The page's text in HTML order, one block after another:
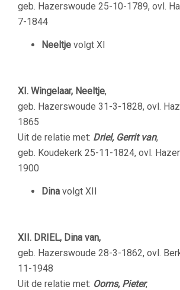
geb. Hazerswoude 25-10-1789, ovl.
7-1844
Neeltje volgt XI
XI. Wingelaar, Neeltje,
geb. Hazerswoude 31-3-1828, ovl.
1865
Uit de relatie met: Driel, Gerrit van,
geb. Koudekerk 25-11-1824, ovl.
1900
Dina volgt XII
XII. DRIEL, Dina van,
geb. Hazerswoude 28-3-1862, ovl.
11-1948
Uit de relatie met: Ooms, Pieter,